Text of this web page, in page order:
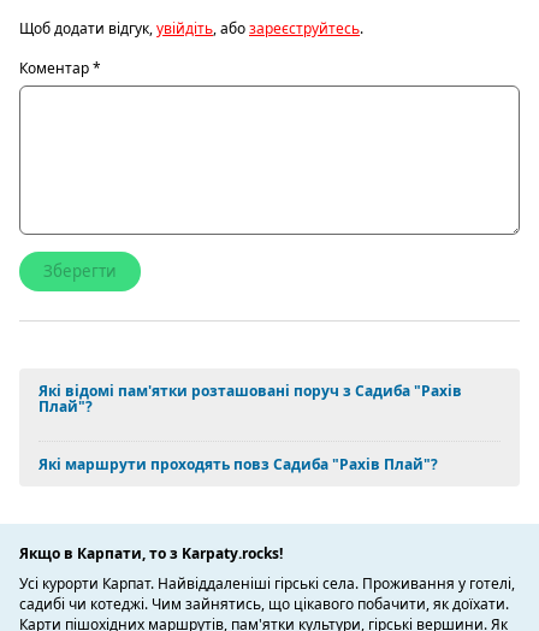
Щоб додати відгук,увійдіть, абозареєструйтесь.
Коментар*
Які відомі пам'ятки розташовані поруч з Садиба "Рахів
Плай"?
Які маршрути проходять повз Садиба "Рахів Плай"?
Якщо в Карпати, то з Karpaty.rocks!
Усі курорти Карпат. Найвіддаленіші гірські села. Проживання у готелі,
садибі чи котеджі. Чим зайнятись, що цікавого побачити, як доїхати.
Карти пішохідних маршрутів, пам'ятки культури, гірські вершини. Як